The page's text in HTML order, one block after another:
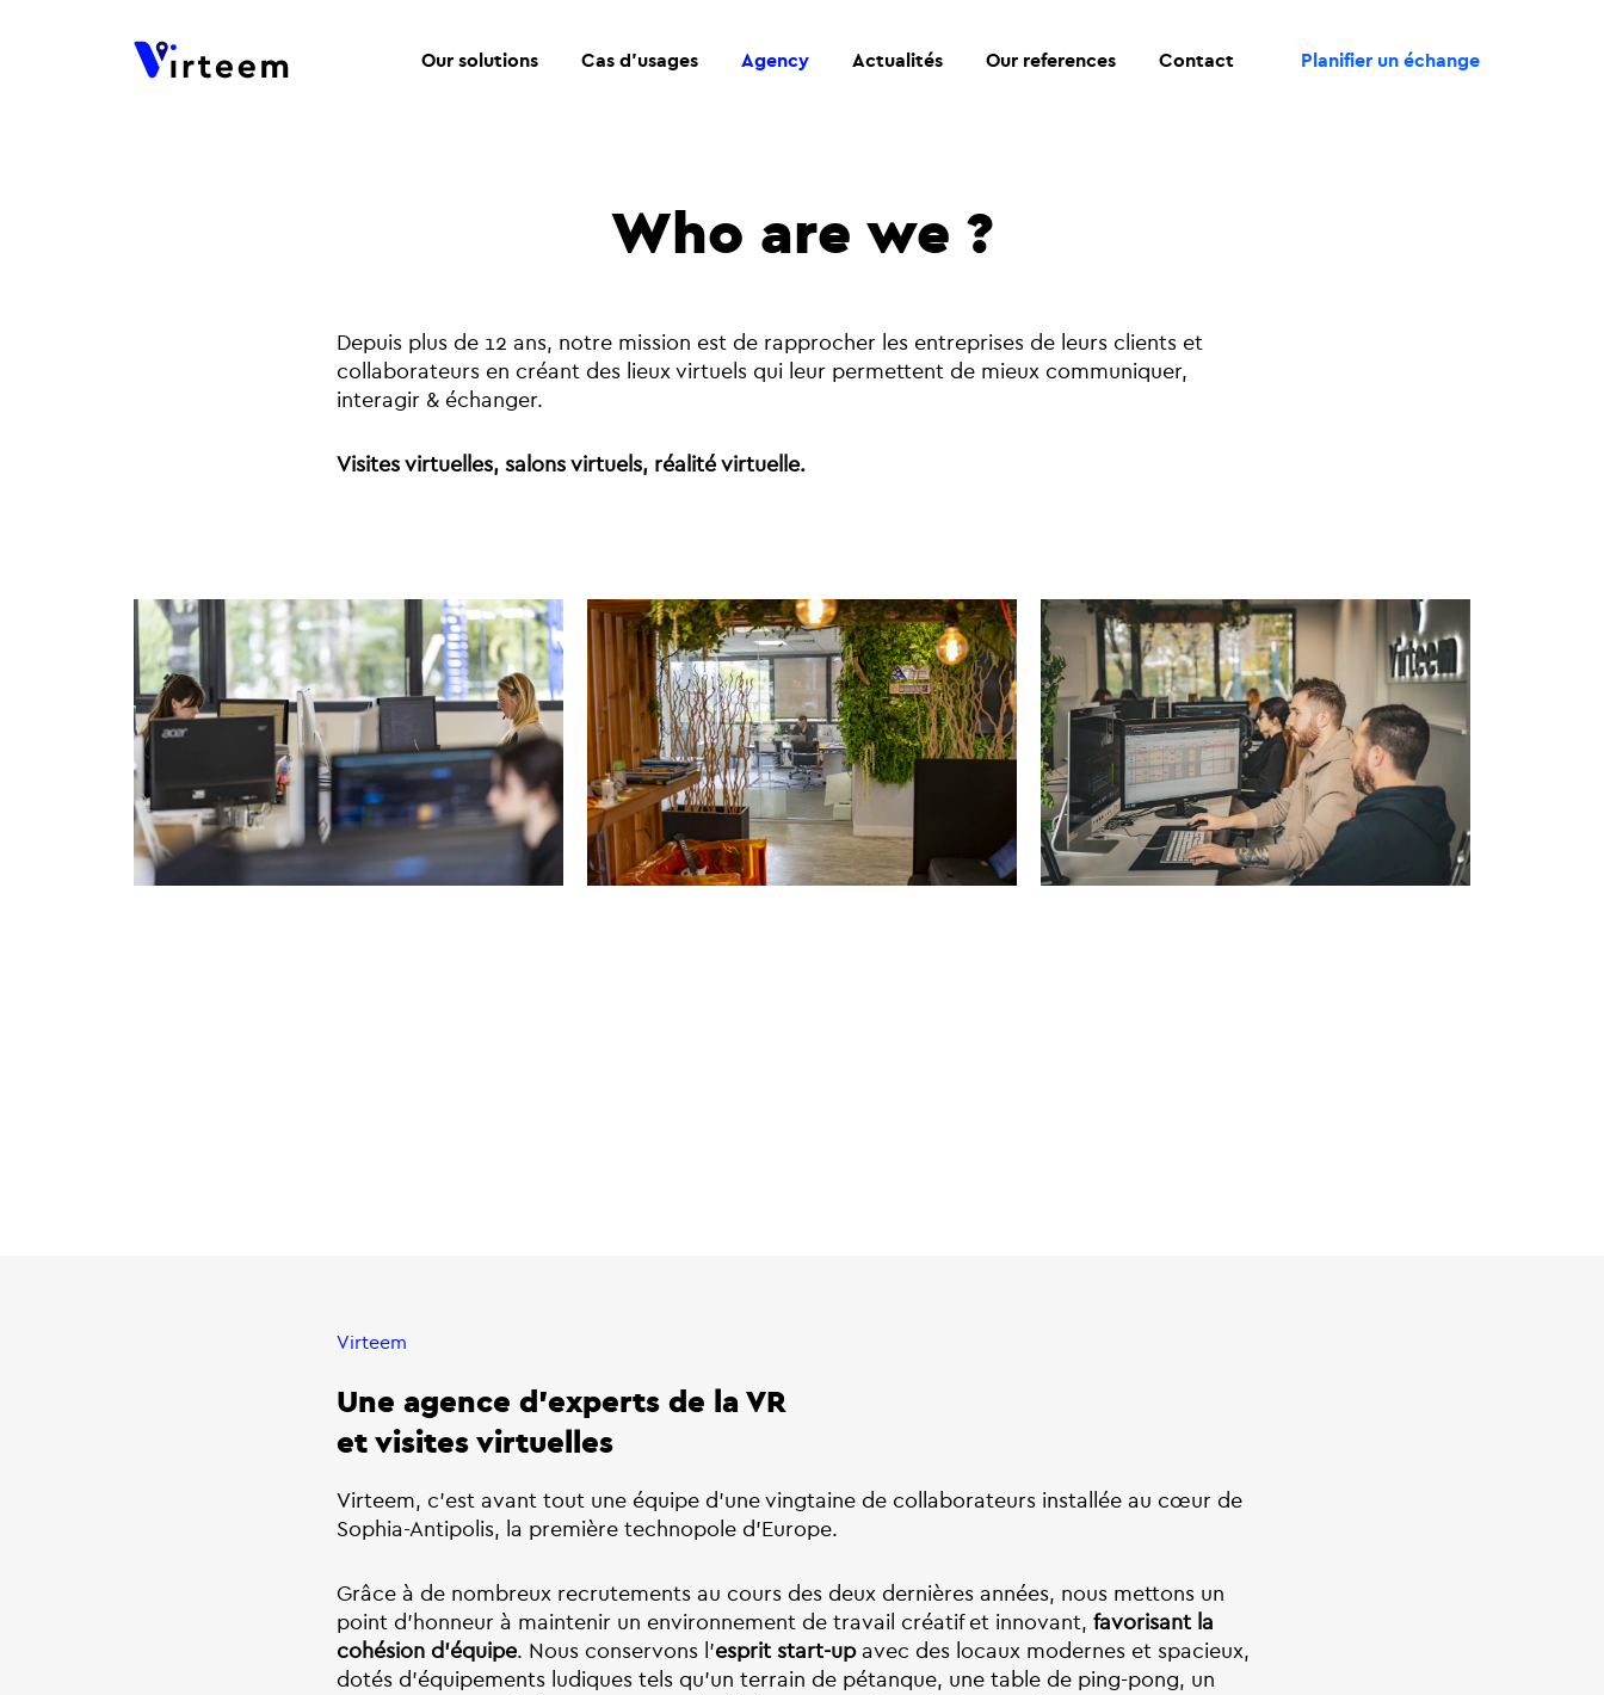
Our solutions Cas d’usages Agency Actualités Our references Contact Planifier un échange
Who are we ?
Depuis plus de 12 ans, notre mission est de rapprocher les entreprises de leurs clients et
collaborateurs en créant des lieux virtuels qui leur permettent de mieux communiquer,
interagir & échanger.
Visites virtuelles, salons virtuels, réalité virtuelle.
Virteem
Une agence d'experts de la VR
et visites virtuelles
Virteem, c’est avant tout une équipe d’une vingtaine de collaborateurs installée au cœur de
Sophia-Antipolis, la première technopole d’Europe.
Grâce à de nombreux recrutements au cours des deux dernières années, nous mettons un
point d’honneur à maintenir un environnement de travail créatif et innovant, favorisant la
cohésion d’équipe. Nous conservons l’esprit start-upavec des locaux modernes et spacieux,
dotés d’équipements ludiques tels qu’un terrain de pétanque, une table de ping-pong, un